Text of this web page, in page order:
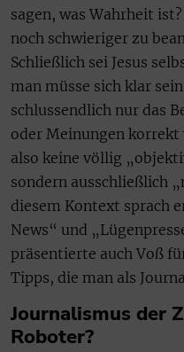
sagen, was Wahrheit
noch schwieriger zu
Schließlich sei Jesus
man müsse sich klar
schlussendlich nur das
oder Meinungen korrekt
also keine völlig
sondern ausschließlich
diesem Kontext sprach
News“ und
präsentierte auch Voß
Tipps, die man als
Journalismus der
Roboter?